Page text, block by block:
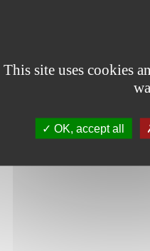
This site uses cookies
OK, accept all